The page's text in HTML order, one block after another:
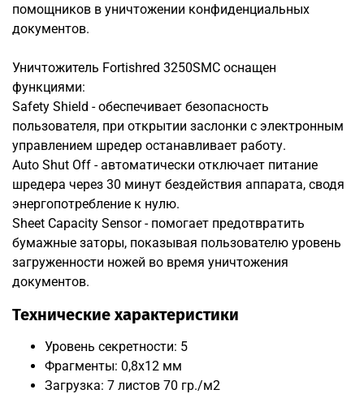
помощников в уничтожении конфиденциальных
документов.
Уничтожитель Fortishred 3250SMC оснащен
функциями:
Safety Shield - обеспечивает безопасность
пользователя, при открытии заслонки с электронным
управлением шредер останавливает работу.
Auto Shut Off - автоматически отключает питание
шредера через 30 минут бездействия аппарата, сводя
энергопотребление к нулю.
Sheet Capacity Sensor - помогает предотвратить
бумажные заторы, показывая пользователю уровень
загруженности ножей во время уничтожения
документов.
Технические характеристики
Уровень секретности: 5
Фрагменты: 0,8х12 мм
Загрузка: 7 листов 70 гр./м2